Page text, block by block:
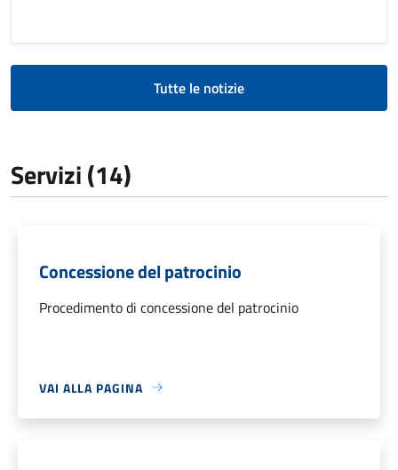
Tutte le notizie
Servizi (14)
Concessione del patrocinio
Procedimento di concessione del patrocinio
VAI ALLA PAGINA